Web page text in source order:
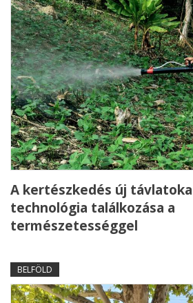
A kertészkedés új
technológia találkozása a
természetességgel
BELFÖLD